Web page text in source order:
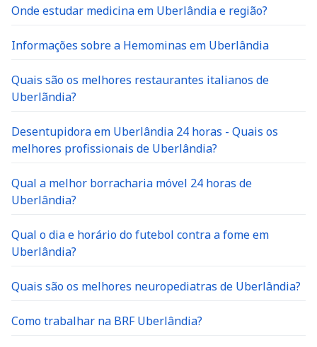
Onde estudar medicina em Uberlândia e região?
Informações sobre a Hemominas em Uberlândia
Quais são os melhores restaurantes italianos de
Uberlãndia?
Desentupidora em Uberlândia 24 horas - Quais os
melhores profissionais de Uberlândia?
Qual a melhor borracharia móvel 24 horas de
Uberlândia?
Qual o dia e horário do futebol contra a fome em
Uberlândia?
Quais são os melhores neuropediatras de Uberlândia?
Como trabalhar na BRF Uberlândia?